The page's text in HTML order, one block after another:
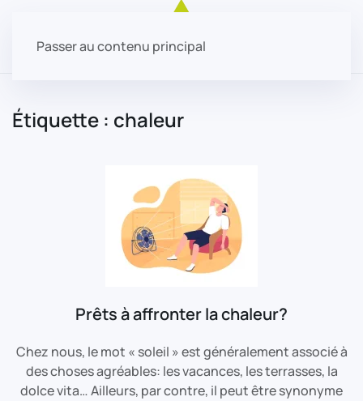
Passer au contenu principal
Étiquette : chaleur
Prêts à affronter la chaleur?
Chez nous, le mot « soleil » est généralement associé à
des choses agréables: les vacances, les terrasses, la
dolce vita… Ailleurs, par contre, il peut être synonyme